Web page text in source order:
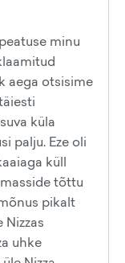
minu
aega otsisime
küla
palju. Eze oli
küll
tõttu
pikalt
uhke